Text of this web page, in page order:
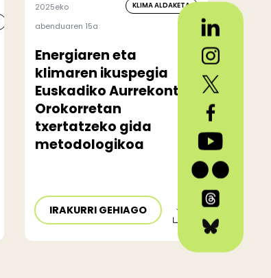
2025eko
abenduaren 15a
KLIMA ALDAKETA
Energiaren eta
klimaren ikuspegia
Euskadiko Aurrekontu
Orokorretan
txertatzeko gida
metodologikoa
IRAKURRI GEHIAGO